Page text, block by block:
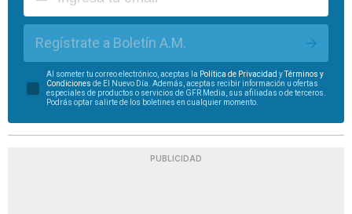
Regístrate a Boletín A.M.
Al someter tu correo electrónico, aceptas la Política de Privacidad yTérminos y
Condiciones de El Nuevo Día. Además, aceptas recibir información u ofertas
especiales de productos o servicios de GFR Media, sus afiliadas o de terceros.
Podrás optar salirte de los boletines en cualquier momento.
PUBLICIDAD